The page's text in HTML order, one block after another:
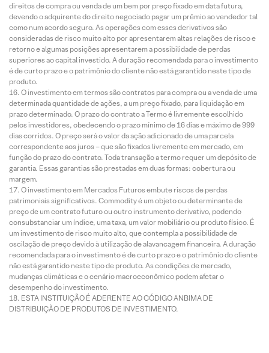
direitos de compra ou venda de um bem por preço fixado em data futura,
devendo o adquirente do direito negociado pagar um prêmio ao vendedor tal
como num acordo seguro. As operações com esses derivativos são
consideradas de risco muito alto por apresentarem altas relações de risco e
retorno e algumas posições apresentarem a possibilidade de perdas
superiores ao capital investido. A duração recomendada para o investimento
é de curto prazo e o patrimônio do cliente não está garantido neste tipo de
produto.
O investimento em termos são contratos para compra ou a venda de uma
determinada quantidade de ações, a um preço fixado, para liquidação em
prazo determinado. O prazo do contrato a Termo é livremente escolhido
pelos investidores, obedecendo o prazo mínimo de 16 dias e máximo de 999
dias corridos. O preço será o valor da ação adicionado de uma parcela
correspondente aos juros – que são fixados livremente em mercado, em
função do prazo do contrato. Toda transação a termo requer um depósito de
garantia. Essas garantias são prestadas em duas formas: cobertura ou
margem.
O investimento em Mercados Futuros embute riscos de perdas
patrimoniais significativos. Commodity é um objeto ou determinante de
preço de um contrato futuro ou outro instrumento derivativo, podendo
consubstanciar um índice, uma taxa, um valor mobiliário ou produto físico. É
um investimento de risco muito alto, que contempla a possibilidade de
oscilação de preço devido à utilização de alavancagem financeira. A duração
recomendada para o investimento é de curto prazo e o patrimônio do cliente
não está garantido neste tipo de produto. As condições de mercado,
mudanças climáticas e o cenário macroeconômico podem afetar o
desempenho do investimento.
ESTA INSTITUIÇÃO É ADERENTE AO CÓDIGO ANBIMA DE
DISTRIBUIÇÃO DE PRODUTOS DE INVESTIMENTO.